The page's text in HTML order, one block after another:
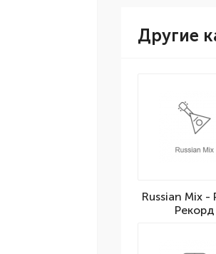
Другие
Russian Mix -
Рекорд